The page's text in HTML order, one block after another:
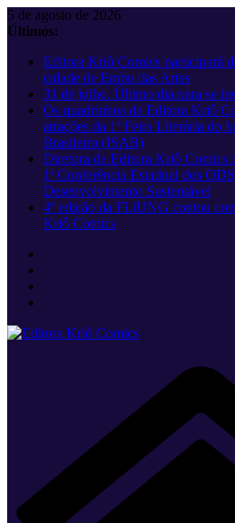
Pular
para
conteúdo
5 de agosto de 2026
Últimos:
Editora Kriô Comics participará
cidade de Embu das Artes
31 de julho. Último dia para se
Os quadrinhos da Editora Kriô
atrações da 1ª Feira Literária do
Brasileiro (ISAB)
Diretora da Editora Kriô Comics
1ª Conferência Estadual dos
Desenvolvimento Sustentável
4º edição da FLiUNG contou
Kriô Comics